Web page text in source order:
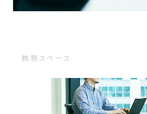
執務スペース